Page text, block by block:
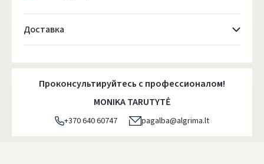
Доставка
Atsiėmimo taškai- 0.00 €
DPD kurjeris - 5.00 €
DPD paštomatai- 4.00 €
Проконсультируйтесь с профессионалом!
MONIKA TARUTYTĖ
+370 640 60747 pagalba@algrima.lt